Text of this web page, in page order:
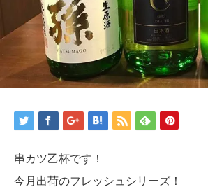
串カツ乙杯です！
今月出荷のフレッシュシリーズ！